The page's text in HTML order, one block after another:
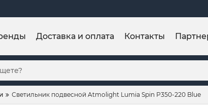
Доставка и оплата Контакты
Светильник подвесной Atmolight Lumia Spin P350-220 Blue